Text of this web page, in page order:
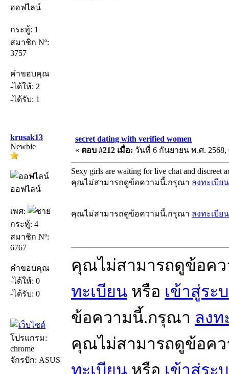
ออฟไลน์
กระทู้: 1
สมาชิก Nº:
3757
คำขอบคุณ
-ได้ให้: 2
-ได้รับ: 1
krusak13
Newbie
ออฟไลน์
เพศ:
กระทู้: 4
สมาชิก Nº:
6767
คำขอบคุณ
-ได้ให้: 0
-ได้รับ: 0
โปรแกรม:
chrome
จักรปัก: ASUS
secret dating with verified women
« ตอบ #212 เมื่อ: วันที่ 6 กันยายน พ.ศ. 2568,
Sexy girls are waiting for live chat and discreet
คุณไม่สามารถดูข้อความนี้.กรุณา ลงทะเบียน
คุณไม่สามารถดูข้อความนี้.กรุณา ลงทะเบียน
คุณไม่สามารถดูข้อค
ทะเบียน หรือ เข้าสู่ระ
ข้อความนี้.กรุณา ลงท
คุณไม่สามารถดูข้อค
ทะเบียน หรือ เข้าสู่ระ